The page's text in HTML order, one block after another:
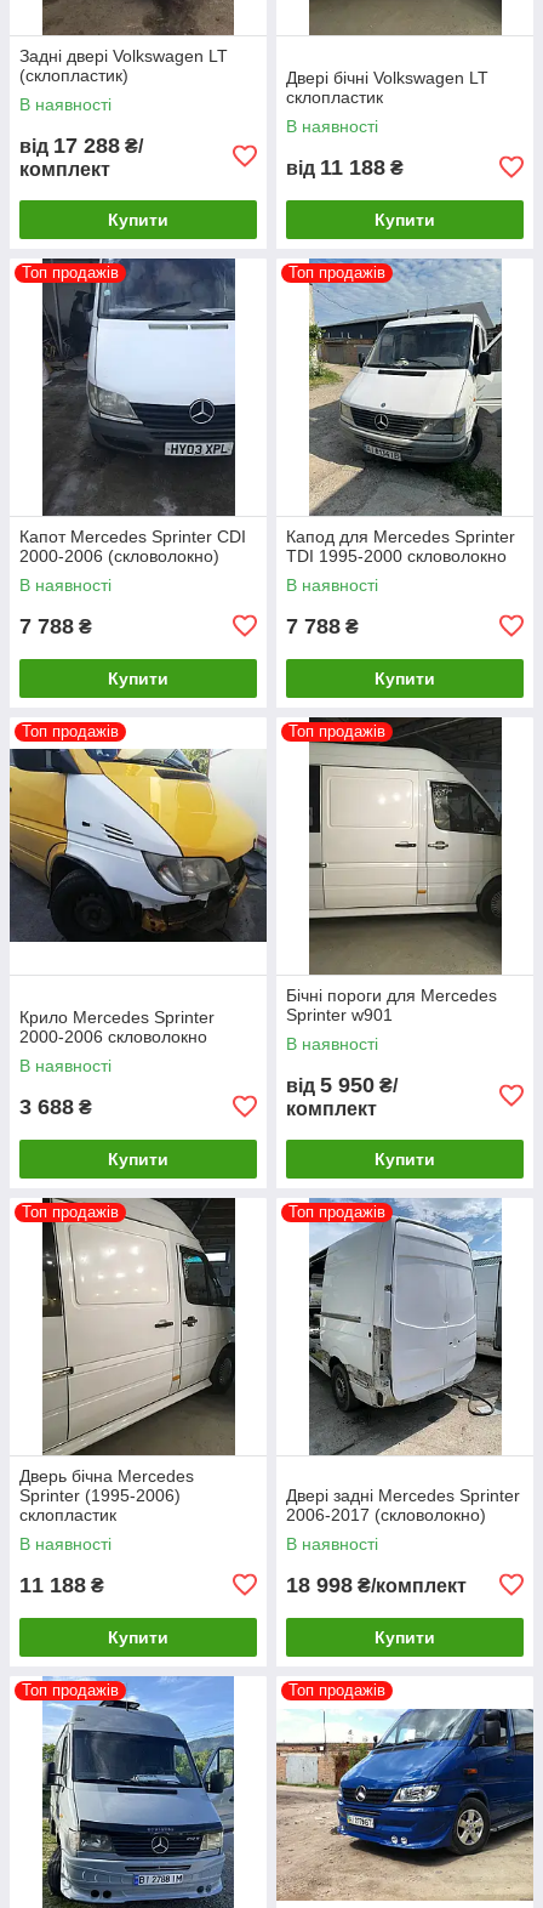
Задні двері Volkswagen LT
(склопластик)
В наявності
від 17 288 ₴/
комплект
Купити
Двері бічні Volkswagen LT
склопластик
В наявності
від 11 188 ₴
Купити
Топ продажів
Капот Mercedes Sprinter CDI
2000-2006 (скловолокно)
В наявності
7 788 ₴
Купити
Топ продажів
Капод для Mercedes Sprinter
TDI 1995-2000 скловолокно
В наявності
7 788 ₴
Купити
Топ продажів
Крило Mercedes Sprinter
2000-2006 скловолокно
В наявності
3 688 ₴
Купити
Топ продажів
Бічні пороги для Mercedes
Sprinter w901
В наявності
від 5 950 ₴/
комплект
Купити
Топ продажів
Дверь бічна Mercedes
Sprinter (1995-2006)
склопластик
В наявності
11 188 ₴
Купити
Топ продажів
Двері задні Mercedes Sprinter
2006-2017 (скловолокно)
В наявності
18 998 ₴/комплект
Купити
Топ продажів Топ продажів